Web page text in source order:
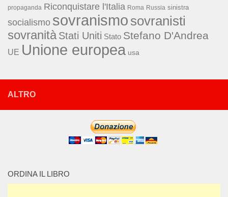
propaganda Riconquistare l'Italia Roma Russia sinistra
socialismo sovranismo sovranisti
sovranità Stati Uniti Stato Stefano D'Andrea
UE Unione europea usa
ALTRO
ORDINA IL LIBRO